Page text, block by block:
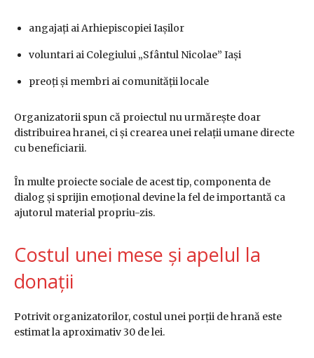
angajați ai Arhiepiscopiei Iașilor
voluntari ai Colegiului „Sfântul Nicolae” Iași
preoți și membri ai comunității locale
Organizatorii spun că proiectul nu urmărește doar
distribuirea hranei, ci și crearea unei relații umane directe
cu beneficiarii.
În multe proiecte sociale de acest tip, componenta de
dialog și sprijin emoțional devine la fel de importantă ca
ajutorul material propriu-zis.
Costul unei mese și apelul la
donații
Potrivit organizatorilor, costul unei porții de hrană este
estimat la aproximativ 30 de lei.